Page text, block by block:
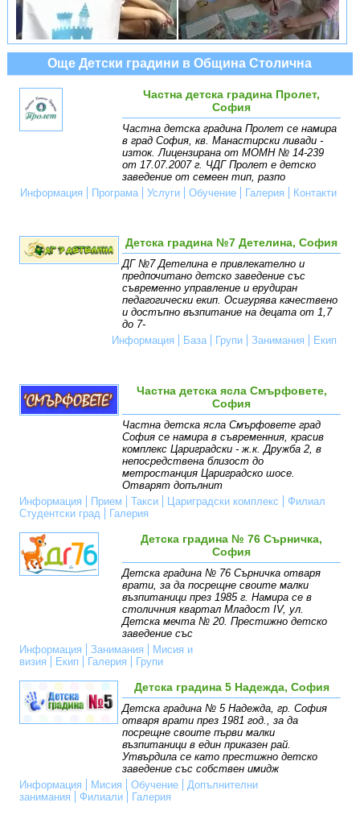
Още Детски градини в Община Столична
Частна детска градина Пролет,
София
Частна детска градина Пролет се намира
в град София, кв. Манастирски ливади -
изток. Лицензирана от МОМН № 14-239
от 17.07.2007 г. ЧДГ Пролет е детско
заведение от семеен тип, разпо
Информация
Програма Услуги Обучение Галерия Контакти
Детска градина №7 Детелина, София
ДГ №7 Детелина е привлекателно и
предпочитано детско заведение със
съвременно управление и ерудиран
педагогически екип. Осигурява качествено
и достъпно възпитание на децата от 1,7
до 7-
Информация
База Групи Занимания Екип
Частна детска ясла Смърфовете,
София
Частна детска ясла Смърфовете град
София се намира в съвременния, красив
комплекс Цариградски - ж.к. Дружба 2, в
непосредствена близост до
метростанция Цариградско шосе.
Отварят допълнит
Информация
Прием Такси Цариградски комплекс
Филиал
Студентски град
Галерия
Детска градина № 76 Сърничка,
София
Детска градина № 76 Сърничка отваря
врати, за да посрещне своите малки
възпитаници през 1985 г. Намира се в
столичния квартал Младост IV, ул.
Детска мечта № 20. Престижно детско
заведение със
Информация
Занимания
Мисия и
визия
Екип Галерия Групи
Детска градина 5 Надежда, София
Детска градина № 5 Надежда, гр. София
отваря врати през 1981 год., за да
посрещне своите първи малки
възпитаници в един приказен рай.
Утвърдила се като престижно детско
заведение със собствен имидж
Информация
Мисия Обучение
Допълнителни
занимания
Филиали Галерия